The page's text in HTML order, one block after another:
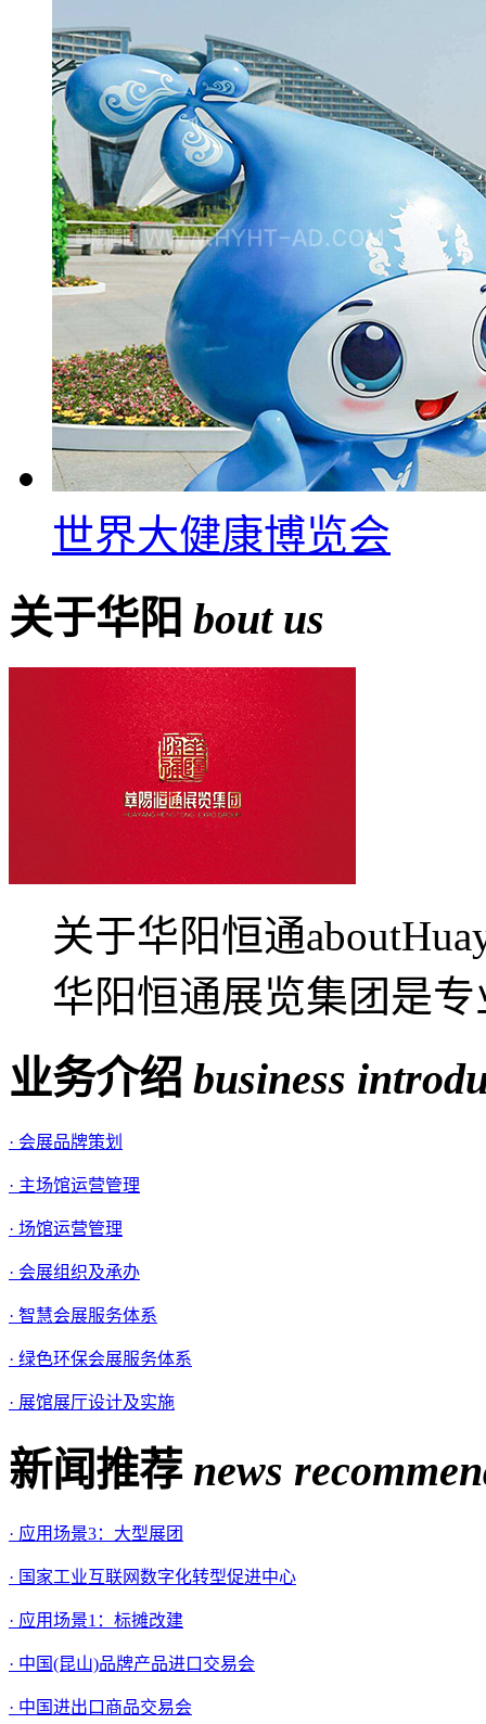
世界大健康博览会
关于华阳 bout us
关于华阳恒通
华阳恒通展览集团是
业务介绍 business
· 会展品牌策划
· 主场馆运营管理
· 场馆运营管理
· 会展组织及承办
· 智慧会展服务体系
· 绿色环保会展服务体系
· 展馆展厅设计及实施
新闻推荐 news
· 应用场景3：大型展团
· 国家工业互联网数字化转型促进中心
· 应用场景1：标摊改建
· 中国(昆山)品牌产品进口交易会
· 中国进出口商品交易会